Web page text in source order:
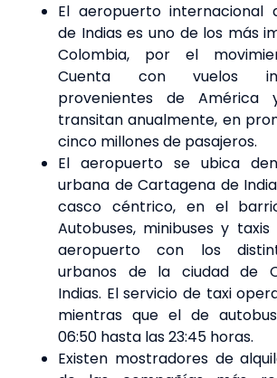
El aeropuerto internacional
de Indias es uno de los más
Colombia, por el
Cuenta con vuelos
provenientes de América
transitan anualmente, en
cinco millones de pasajeros.
El aeropuerto se ubica
urbana de Cartagena de
casco céntrico, en el
Autobuses, minibuses y
aeropuerto con los
urbanos de la ciudad de
Indias. El servicio de taxi
mientras que el de
06:50 hasta las 23:45 horas.
Existen mostradores de